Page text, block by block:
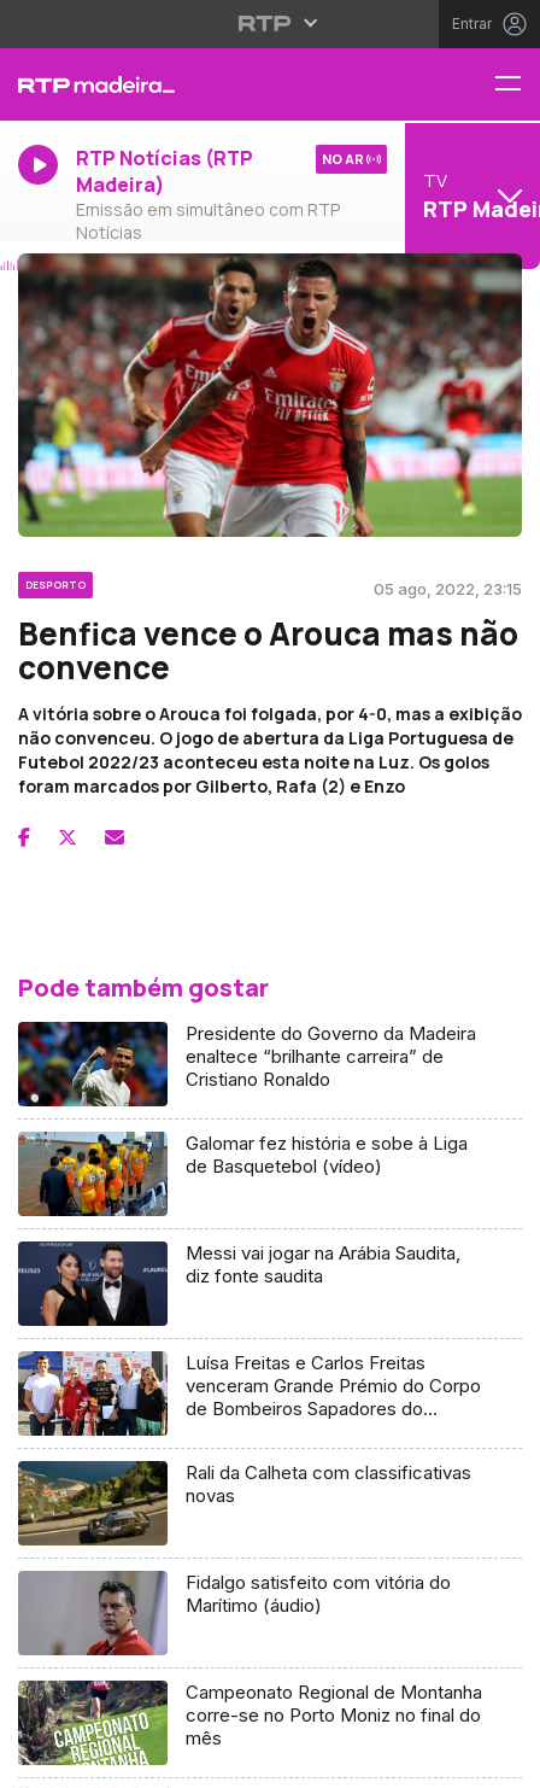
Entrar
RTP Notícias (RTP
Madeira)
Emissão em simultâneo com RTP
Notícias
NO AR
TV
RTP
DESPORTO 05 ago, 2022, 23:15
Benfica vence o Arouca mas não
convence
A vitória sobre o Arouca foi folgada, por 4-0, mas a exibição
não convenceu. O jogo de abertura da Liga Portuguesa de
Futebol 2022/23 aconteceu esta noite na Luz. Os golos
foram marcados por Gilberto, Rafa (2) e Enzo
Pode também gostar
Presidente do Governo da Madeira
enaltece “brilhante carreira” de
Cristiano Ronaldo
Galomar fez história e sobe à Liga
de Basquetebol (vídeo)
Messi vai jogar na Arábia Saudita,
diz fonte saudita
Luísa Freitas e Carlos Freitas
venceram Grande Prémio do Corpo
de Bombeiros Sapadores do
Rali da Calheta com classificativas
novas
Fidalgo satisfeito com vitória do
Marítimo (áudio)
Campeonato Regional de Montanha
corre-se no Porto Moniz no final do
mês